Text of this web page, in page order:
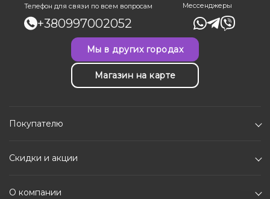
Телефон для связи по всем вопросам
+380997002052
Мессенджеры
Мы в других городах
Магазин на карте
Покупателю
Скидки и акции
О компании